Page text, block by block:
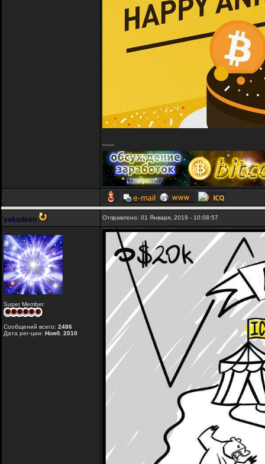
-----
yakodsen Отправлено: 01 Января, 2019 - 10:08:57
Super Member
Сообщений всего: 2486
Дата рег-ции: Нояб. 2010